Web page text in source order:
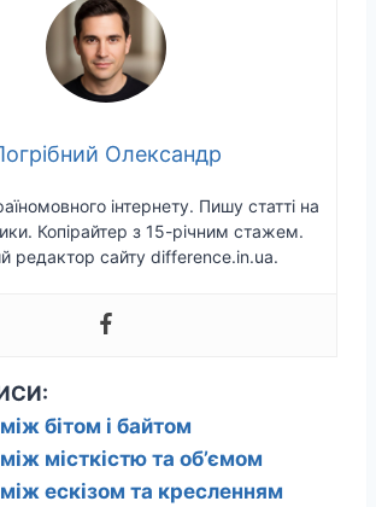
Олександр
інтернету. Пишу статті на
Копірайтер з 15-річним стажем.
редактор сайту difference.in.ua.
бітом і байтом
місткістю та об’ємом
ескізом та кресленням